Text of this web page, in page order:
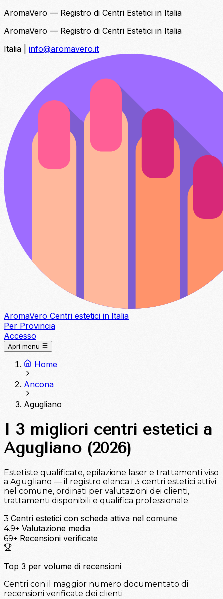
AromaVero — Registro di Centri Estetici in Italia
AromaVero — Registro di Centri Estetici in Italia
Italia
info@aromavero.it
AromaVero Centri estetici in Italia
Per Provincia
Accesso
Apri menu
Home
Ancona
Agugliano
I 3 migliori centri estetici a
Agugliano (2026)
Estetiste qualificate, epilazione laser e trattamenti viso
a Agugliano — il registro elenca i 3 centri estetici attivi
nel comune, ordinati per valutazioni dei clienti,
trattamenti disponibili e qualifica professionale.
3 Centri estetici con scheda attiva nel comune
4.9+ Valutazione media
69+ Recensioni verificate
Top 3 per volume di recensioni
Centri con il maggior numero documentato di
recensioni verificate dei clienti